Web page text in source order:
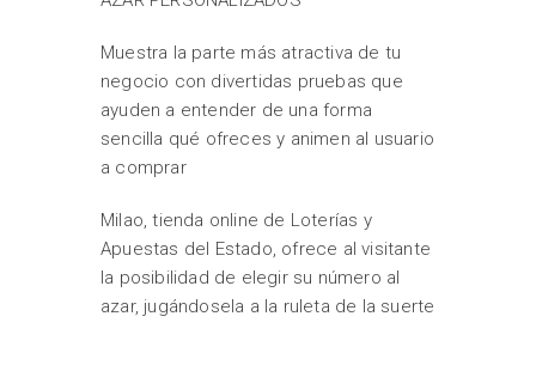
Muestra la parte más atractiva de tu
negocio con divertidas pruebas que
ayuden a entender de una forma
sencilla qué ofreces y animen al usuario
a comprar
Milao, tienda online de Loterías y
Apuestas del Estado, ofrece al visitante
la posibilidad de elegir su número al
azar, jugándosela a la ruleta de la suerte